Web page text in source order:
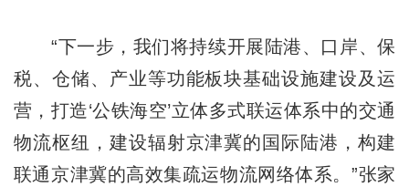
“下一步，我们将持续开展陆港、口岸、保
税、仓储、产业等功能板块基础设施建设及运
营，打造‘公铁海空’立体多式联运体系中的交通
物流枢纽，建设辐射京津冀的国际陆港，构建
联通京津冀的高效集疏运物流网络体系。”张家